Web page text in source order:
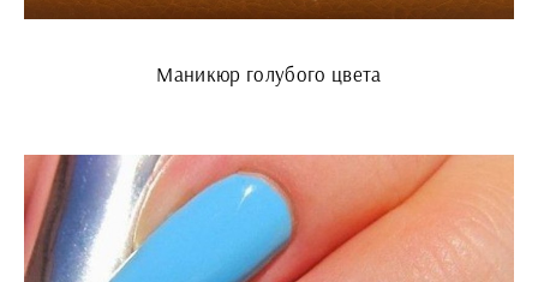
Маникюр голубого цвета